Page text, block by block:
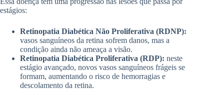
estágios:
Retinopatia Diabética Não Proliferativa (RDNP):
vasos sanguíneos da retina sofrem danos, mas a
condição ainda não ameaça a visão.
Retinopatia Diabética Proliferativa (RDP): neste
estágio avançado, novos vasos sanguíneos frágeis se
formam, aumentando o risco de hemorragias e
descolamento da retina.